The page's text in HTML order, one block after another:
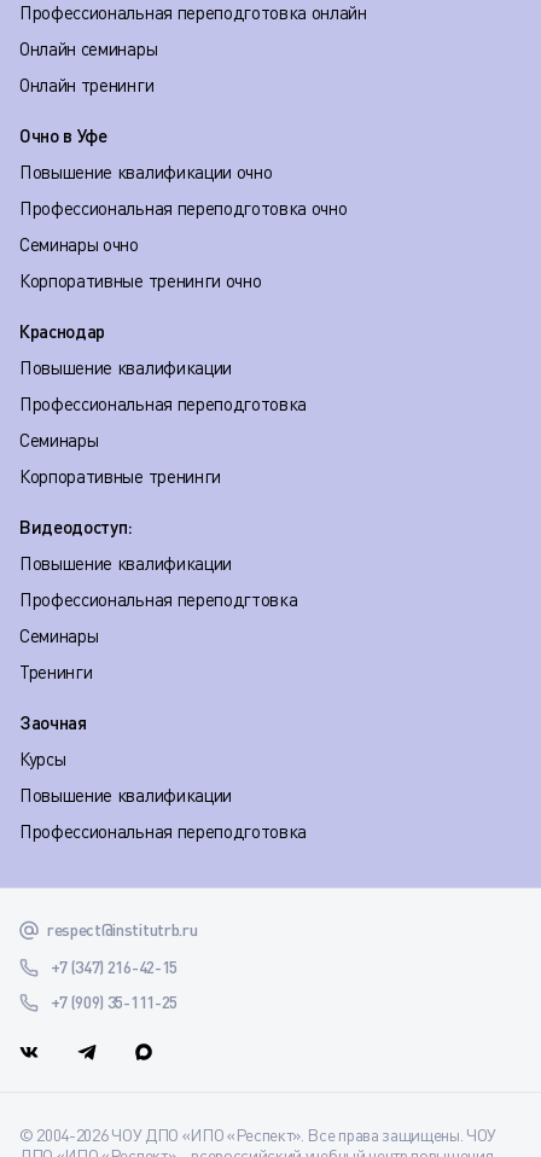
Профессиональная переподготовка онлайн
Онлайн семинары
Онлайн тренинги
Очно в Уфе
Повышение квалификации очно
Профессиональная переподготовка очно
Семинары очно
Корпоративные тренинги очно
Краснодар
Повышение квалификации
Профессиональная переподготовка
Семинары
Корпоративные тренинги
Видеодоступ:
Повышение квалификации
Профессиональная переподгтовка
Семинары
Тренинги
Заочная
Курсы
Повышение квалификации
Профессиональная переподготовка
respect@institutrb.ru
+7 (347) 216-42-15
+7 (909) 35-111-25
© 2004-2026 ЧОУ ДПО «ИПО «Респект». Все права защищены. ЧОУ